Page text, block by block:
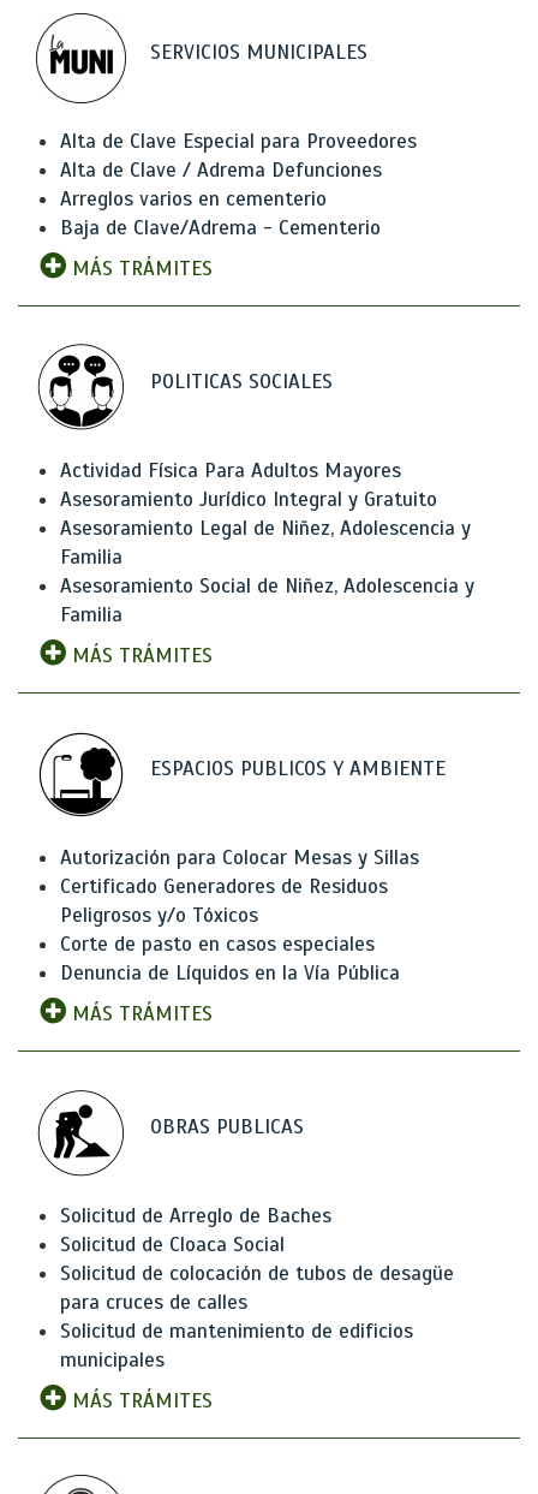
SERVICIOS MUNICIPALES
Alta de Clave Especial para Proveedores
Alta de Clave / Adrema Defunciones
Arreglos varios en cementerio
Baja de Clave/Adrema - Cementerio
MÁS TRÁMITES
POLITICAS SOCIALES
Actividad Física Para Adultos Mayores
Asesoramiento Jurídico Integral y Gratuito
Asesoramiento Legal de Niñez, Adolescencia y
Familia
Asesoramiento Social de Niñez, Adolescencia y
Familia
MÁS TRÁMITES
ESPACIOS PUBLICOS Y AMBIENTE
Autorización para Colocar Mesas y Sillas
Certificado Generadores de Residuos
Peligrosos y/o Tóxicos
Corte de pasto en casos especiales
Denuncia de Líquidos en la Vía Pública
MÁS TRÁMITES
OBRAS PUBLICAS
Solicitud de Arreglo de Baches
Solicitud de Cloaca Social
Solicitud de colocación de tubos de desagüe
para cruces de calles
Solicitud de mantenimiento de edificios
municipales
MÁS TRÁMITES